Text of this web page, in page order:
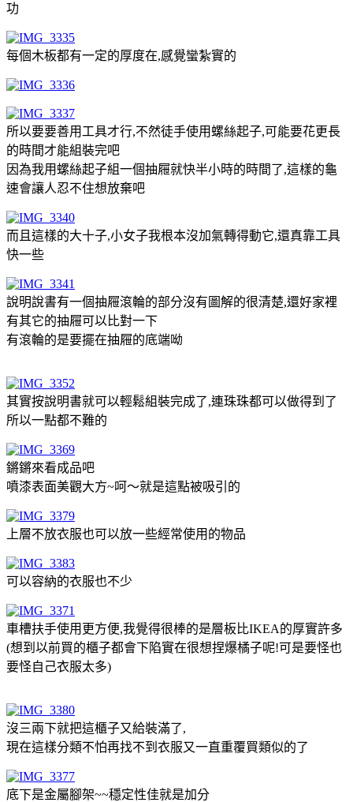
功
每個木板都有一定的厚度在,感覺蠻紮實的
所以要要善用工具才行,不然徒手使用螺絲起子,可能要花更長
的時間才能組裝完吧
因為我用螺絲起子組一個抽屜就快半小時的時間了,這樣的龜
速會讓人忍不住想放棄吧
而且這樣的大十子,小女子我根本沒加氣轉得動它,還真靠工具
快一些
說明說書有一個抽屜滾輪的部分沒有圖解的很清楚,還好家裡
有其它的抽屜可以比對一下
有滾輪的是要擺在抽屜的底端呦
其實按說明書就可以輕鬆組裝完成了,連珠珠都可以做得到了
所以一點都不難的
鏘鏘來看成品吧
噴漆表面美觀大方~呵～就是這點被吸引的
上層不放衣服也可以放一些經常使用的物品
可以容納的衣服也不少
車槽扶手使用更方便,我覺得很棒的是層板比IKEA的厚實許多
(想到以前買的櫃子都會下陷實在很想捏爆橘子呢!可是要怪也
要怪自己衣服太多)
沒三兩下就把這櫃子又給裝滿了,
現在這樣分類不怕再找不到衣服又一直重覆買類似的了
底下是金屬腳架~~穩定性佳就是加分